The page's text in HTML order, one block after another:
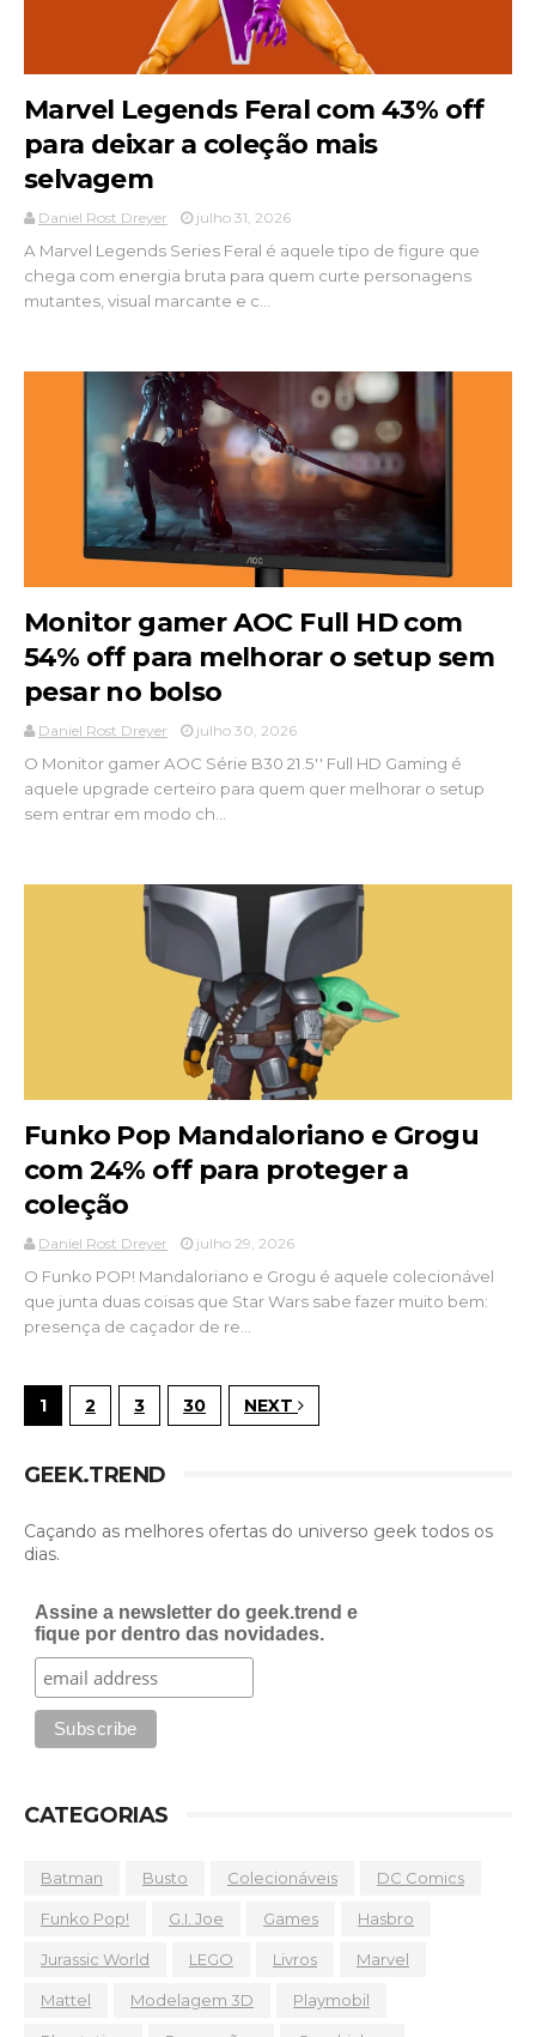
Marvel Legends Feral com 43% off
para deixar a coleção mais
selvagem
Daniel Rost Dreyer julho 31, 2026
A Marvel Legends Series Feral é aquele tipo de figure que
chega com energia bruta para quem curte personagens
mutantes, visual marcante e c...
Monitor gamer AOC Full HD com
54% off para melhorar o setup sem
pesar no bolso
Daniel Rost Dreyer julho 30, 2026
O Monitor gamer AOC Série B30 21.5'' Full HD Gaming é
aquele upgrade certeiro para quem quer melhorar o setup
sem entrar em modo ch...
Funko Pop Mandaloriano e Grogu
com 24% off para proteger a
coleção
Daniel Rost Dreyer julho 29, 2026
O Funko POP! Mandaloriano e Grogu é aquele colecionável
que junta duas coisas que Star Wars sabe fazer muito bem:
presença de caçador de re...
1 2 3 30 NEXT
GEEK.TREND
Caçando as melhores ofertas do universo geek todos os
dias.
Assine a newsletter do geek.trend e
fique por dentro das novidades.
CATEGORIAS
Batman Busto Colecionáveis DC Comics
Funko Pop! G.I. Joe Games Hasbro
Jurassic World LEGO Livros Marvel
Mattel Modelagem 3D Playmobil